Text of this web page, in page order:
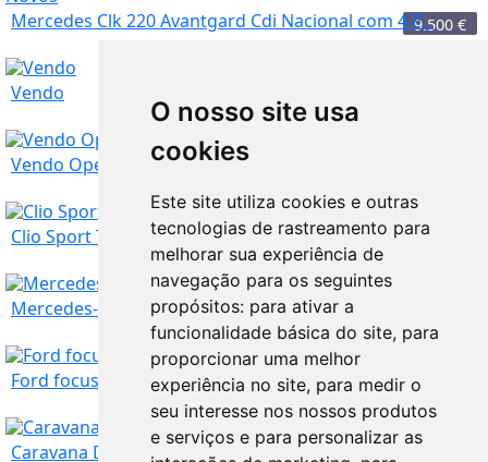
O nosso site usa
cookies
Este site utiliza cookies e outras
tecnologias de rastreamento para
melhorar sua experiência de
navegação para os seguintes
propósitos: para ativar a
funcionalidade básica do site, para
proporcionar uma melhor
experiência no site, para medir o
seu interesse nos nossos produtos
e serviços e para personalizar as
9.500 €
Mercedes Clk 220 Avantgard Cdi Nacional com 4 P...
Vendo
Braga
Vendo Opel Astra GTC 1.3
Braga
Clio Sport Tourer Limited
14.700
Mercedes-Benz B 2020, Automática
Braga 16.000
Ford focus TDI 1.8
Caravana Dethleffs 590